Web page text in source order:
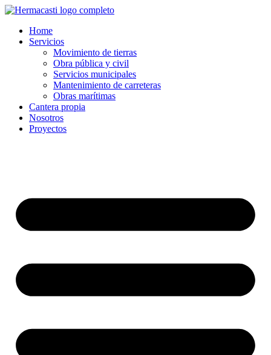
Home
Servicios
Movimiento de tierras
Obra pública y civil
Servicios municipales
Mantenimiento de carreteras
Obras marítimas
Cantera propia
Nosotros
Proyectos